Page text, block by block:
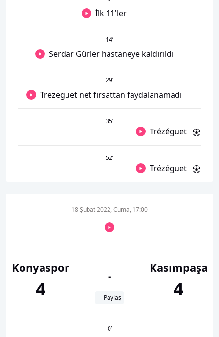
İlk 11'ler
14’
Serdar Gürler hastaneye kaldırıldı
29’
Trezeguet net fırsattan faydalanamadı
35’
Trézéguet
52’
Trézéguet
Konyaspor
4
18 Şubat 2022, Cuma, 17:00
-
Paylaş
Kasımpaşa
4
0’